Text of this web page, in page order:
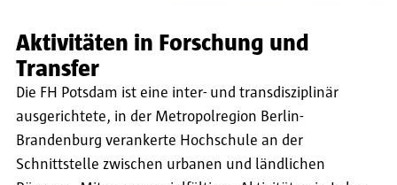
Aktivitäten in Forschung und
Transfer
Die FH Potsdam ist eine inter- und transdisziplinär
ausgerichtete, in der Metropolregion Berlin-
Brandenburg verankerte Hochschule an der
Schnittstelle zwischen urbanen und ländlichen